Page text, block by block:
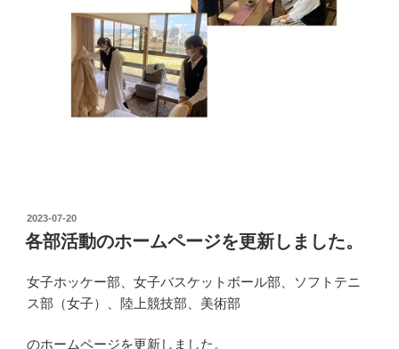
投
稿
日:
2023-07-20
各部活動のホームページを更新しました。
女子ホッケー部、女子バスケットボール部、ソフトテニ
ス部（女子）、陸上競技部、美術部
のホームページを更新しました。